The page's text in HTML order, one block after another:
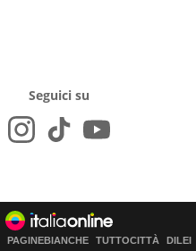
Seguici su
PAGINEBIANCHE TUTTOCITTÀ DILEI